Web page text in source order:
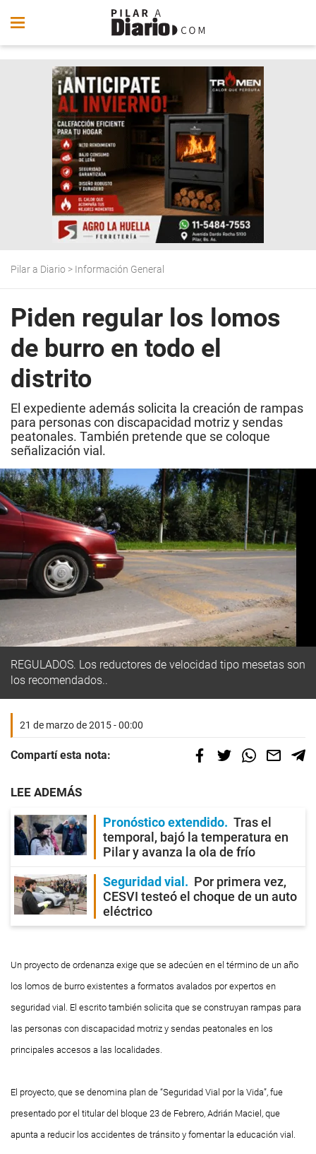
Pilar a Diario > Información General
Piden regular los lomos
de burro en todo el
distrito
El expediente además solicita la creación de rampas
para personas con discapacidad motriz y sendas
peatonales. También pretende que se coloque
señalización vial.
REGULADOS. Los reductores de velocidad tipo mesetas son
los recomendados..
21 de marzo de 2015 - 00:00
Compartí esta nota:
LEE ADEMÁS
Pronóstico extendido
Tras el
temporal, bajó la temperatura en
Pilar y avanza la ola de frío
Seguridad vial
Por primera vez,
CESVI testeó el choque de un auto
eléctrico
Un proyecto de ordenanza exige que se adecúen en el término de un año
los lomos de burro existentes a formatos avalados por expertos en
seguridad vial. El escrito también solicita que se construyan rampas para
las personas con discapacidad motriz y sendas peatonales en los
principales accesos a las localidades.
El proyecto, que se denomina plan de “Seguridad Vial por la Vida”, fue
presentado por el titular del bloque 23 de Febrero, Adrián Maciel, que
apunta a reducir los accidentes de tránsito y fomentar la educación vial.